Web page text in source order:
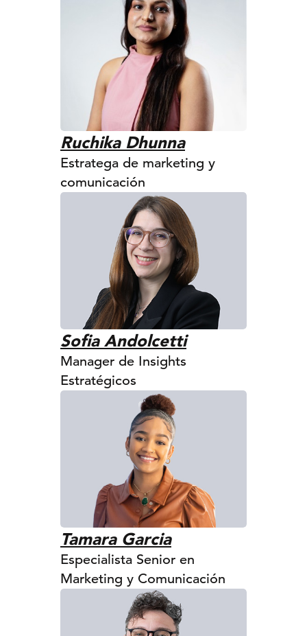
Ruchika Dhunna
Estratega de marketing y
comunicación
Sofia Andolcetti
Manager de Insights
Estratégicos
Tamara Garcia
Especialista Senior en
Marketing y Comunicación